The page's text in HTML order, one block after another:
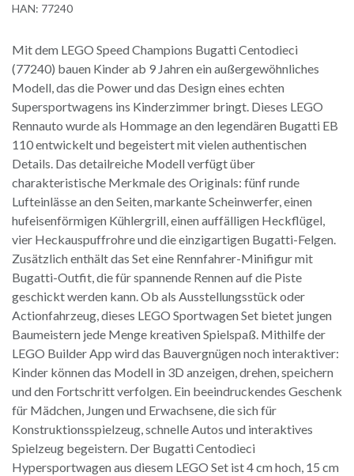
HAN: 77240
Mit dem LEGO Speed Champions Bugatti Centodieci
(77240) bauen Kinder ab 9 Jahren ein außergewöhnliches
Modell, das die Power und das Design eines echten
Supersportwagens ins Kinderzimmer bringt. Dieses LEGO
Rennauto wurde als Hommage an den legendären Bugatti EB
110 entwickelt und begeistert mit vielen authentischen
Details. Das detailreiche Modell verfügt über
charakteristische Merkmale des Originals: fünf runde
Lufteinlässe an den Seiten, markante Scheinwerfer, einen
hufeisenförmigen Kühlergrill, einen auffälligen Heckflügel,
vier Heckauspuffrohre und die einzigartigen Bugatti-Felgen.
Zusätzlich enthält das Set eine Rennfahrer-Minifigur mit
Bugatti-Outfit, die für spannende Rennen auf die Piste
geschickt werden kann. Ob als Ausstellungsstück oder
Actionfahrzeug, dieses LEGO Sportwagen Set bietet jungen
Baumeistern jede Menge kreativen Spielspaß. Mithilfe der
LEGO Builder App wird das Bauvergnügen noch interaktiver:
Kinder können das Modell in 3D anzeigen, drehen, speichern
und den Fortschritt verfolgen. Ein beeindruckendes Geschenk
für Mädchen, Jungen und Erwachsene, die sich für
Konstruktionsspielzeug, schnelle Autos und interaktives
Spielzeug begeistern. Der Bugatti Centodieci
Hypersportwagen aus diesem LEGO Set ist 4 cm hoch, 15 cm